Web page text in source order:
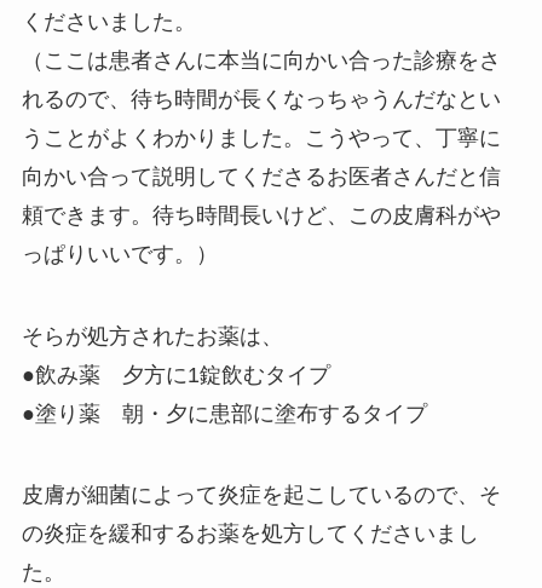
くださいました。
（ここは患者さんに本当に向かい合った診療をさ
れるので、待ち時間が長くなっちゃうんだなとい
うことがよくわかりました。こうやって、丁寧に
向かい合って説明してくださるお医者さんだと信
頼できます。待ち時間長いけど、この皮膚科がや
っぱりいいです。）
そらが処方されたお薬は、
●飲み薬 夕方に1錠飲むタイプ
●塗り薬 朝・夕に患部に塗布するタイプ
皮膚が細菌によって炎症を起こしているので、そ
の炎症を緩和するお薬を処方してくださいまし
た。